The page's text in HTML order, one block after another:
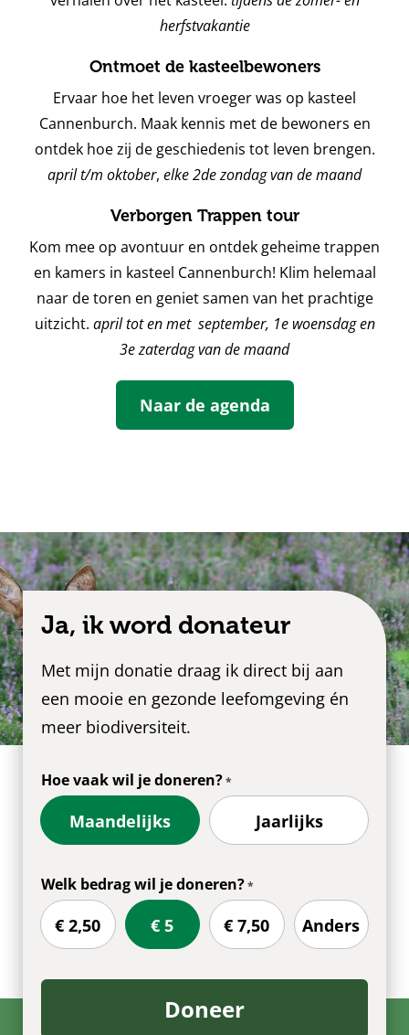
herfstvakantie
Ontmoet de kasteelbewoners
Ervaar hoe het leven vroeger was op kasteel
Cannenburch. Maak kennis met de bewoners en
ontdek hoe zij de geschiedenis tot leven brengen.
april t/m oktober, elke 2de zondag van de maand
Verborgen Trappen tour
Kom mee op avontuur en ontdek geheime trappen
en kamers in kasteel Cannenburch! Klim helemaal
naar de toren en geniet samen van het prachtige
uitzicht. april tot en met september, 1e woensdag en
3e zaterdag van de maand
Naar de agenda
Ja, ik word donateur
Met mijn donatie draag ik direct bij aan
een mooie en gezonde leefomgeving én
meer biodiversiteit.
Hoe vaak wil je doneren?
Maandelijks Jaarlijks
Welk bedrag wil je doneren?
€ 2,50 € 5 € 7,50 Anders
Doneer